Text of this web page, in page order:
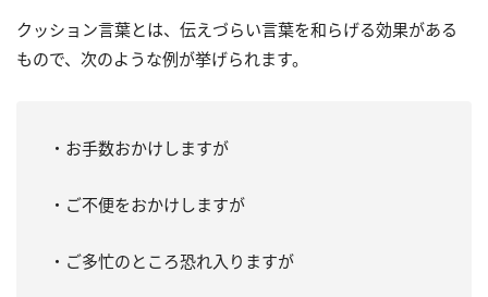
クッション言葉とは、伝えづらい言葉を和らげる効果がある
もので、次のような例が挙げられます。
・お手数おかけしますが
・ご不便をおかけしますが
・ご多忙のところ恐れ入りますが